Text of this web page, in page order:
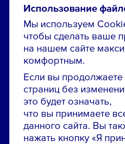
Использование
Мы используем
чтобы сделать ваше
на нашем сайте
комфортным.
Если вы
страниц без
это будет означать,
что вы принимаете
данного сайта. Вы
нажать кнопку «Я
Остались вопросы по
Звони в контакт-центр:
8 800 700-19-43
Сообщить об ошибке на сайте
ПАО «ГМК «Норильский
Использование материалов
без согласования